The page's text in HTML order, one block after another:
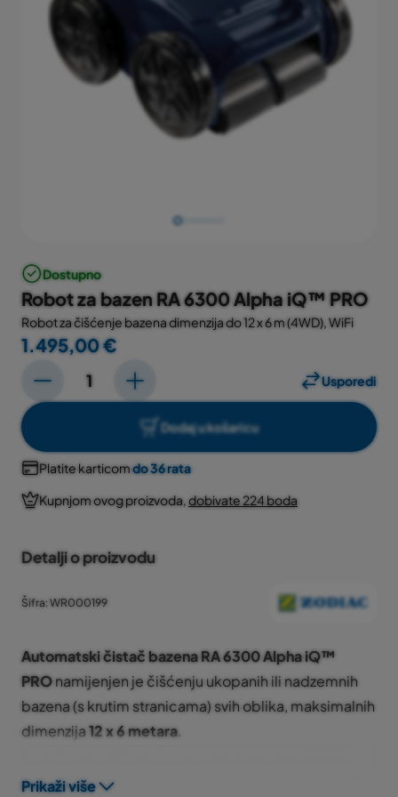
Dostupno
Robot za bazen RA 6300 Alpha iQ™ PRO
Robot za čišćenje bazena dimenzija do 12 x 6 m (4WD), WiFi
1.495,00 €
Dodaj u košaricu
Usporedi
Platite karticomdo 36 rata
Kupnjom ovog proizvoda,dobivate 224 boda
Detalji o proizvodu
Šifra: WR000199
Automatski čistač bazena RA 6300 Alpha iQ™
PROnamijenjen je čišćenju ukopanih ili nadzemnih
bazena (s krutim stranicama) svih oblika, maksimalnih
dimenzija12 x 6 metara.
bazena: pločice, stakleni mozaik, liner (folija),
Prikaži više